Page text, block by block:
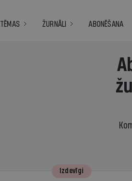
TĒMAS ŽURNĀLI ABONĒŠANA
Izdevīgi